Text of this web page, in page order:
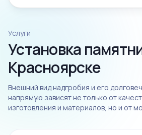
Услуги
Установка
Красноярске
Внешний вид надгробия и его
напрямую зависят не только от
изготовления и материалов, но и от